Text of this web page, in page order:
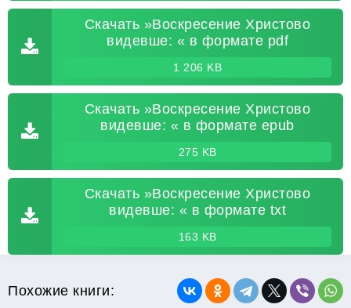
Скачать »Воскресение Христово
видевше: « в формате pdf
1 206 KB
Скачать »Воскресение Христово
видевше: « в формате epub
275 KB
Скачать »Воскресение Христово
видевше: « в формате txt
163 KB
Похожие книги: